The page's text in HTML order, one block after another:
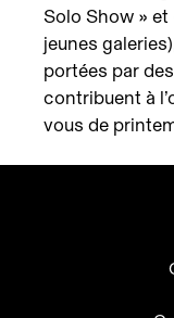
Solo Show » et
jeunes
portées par
contribuent à
vous de